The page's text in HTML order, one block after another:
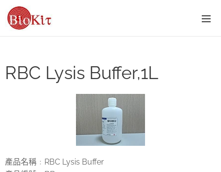
RBC Lysis Buffer,1L
產品名稱 ： RBC Lysis Buffer